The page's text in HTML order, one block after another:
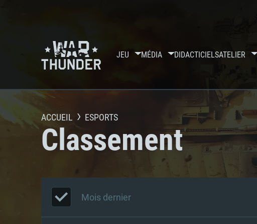
JEU MÉDIA DIDACTICIELSATELIER
ACCUEIL ESPORTS
Classement
Mois dernier